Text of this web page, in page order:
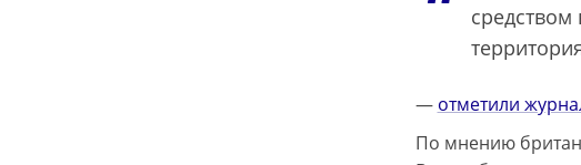
— отметили
По мнению